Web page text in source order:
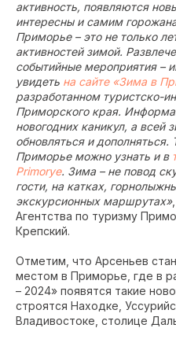
активность, появляются
интересны и самим
Приморье – это не только
активностей зимой.
событийные мероприятия –
увидеть на сайте «Зима в
разработанном туристско-
Приморского края.
новогодних каникул, а всей
обновляться и
Приморье можно узнать и в
Primorye. Зима – не повод
гости, на катках,
экскурсионных маршрутах»
Агентства по туризму
Крепский.
Отметим, что Арсеньев
местом в Приморье, где в
– 2024» появятся такие
строятся Находке,
Владивостоке, столице